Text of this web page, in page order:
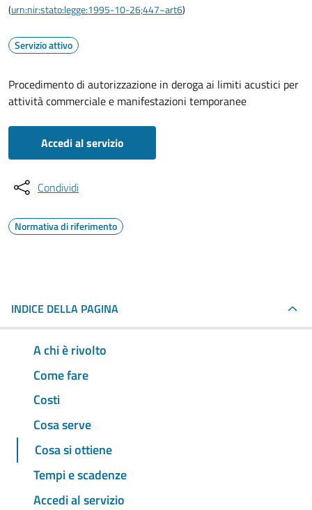
(urn:nir:stato:legge:1995-10-26;447~art6)
Servizio attivo
Procedimento di autorizzazione in deroga ai limiti acustici per
attività commerciale e manifestazioni temporanee
Accedi al servizio
Condividi
Normativa di riferimento
INDICE DELLA PAGINA
A chi è rivolto
Come fare
Costi
Cosa serve
Cosa si ottiene
Tempi e scadenze
Accedi al servizio